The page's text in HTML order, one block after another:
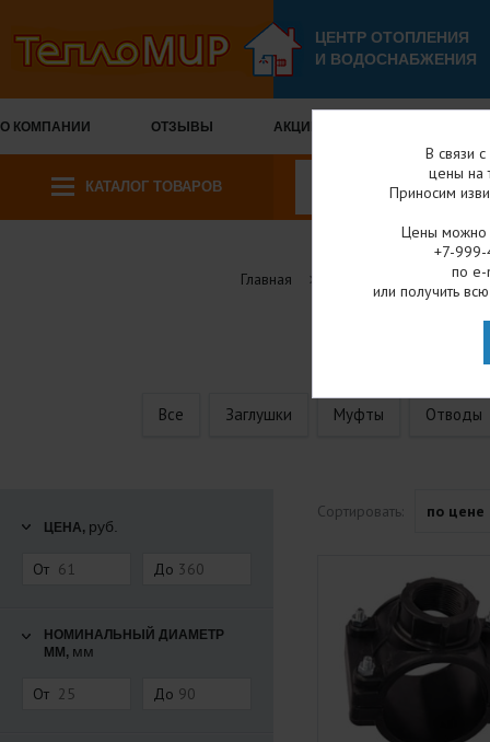
ЦЕНТР ОТОПЛЕНИЯ
И ВОДОСНАБЖЕНИЯ
О КОМПАНИИ ОТЗЫВЫ АКЦИИ И СКИДКИ
КАТАЛОГ ТОВАРОВ
Главная
Все Заглушки Муфты Отводы
ЦЕНА, руб.
От До
НОМИНАЛЬНЫЙ ДИАМЕТР
ММ, мм
От До
Сортировать: по цене
В связи
цены на
Приносим
Цены можно
+7-
по
или получить